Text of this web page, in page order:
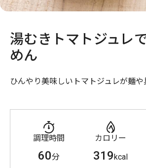
湯むきトマトジュレ
めん
ひんやり美味しいトマトジュレが麺や
調理時間
60分
カロリー
319kcal